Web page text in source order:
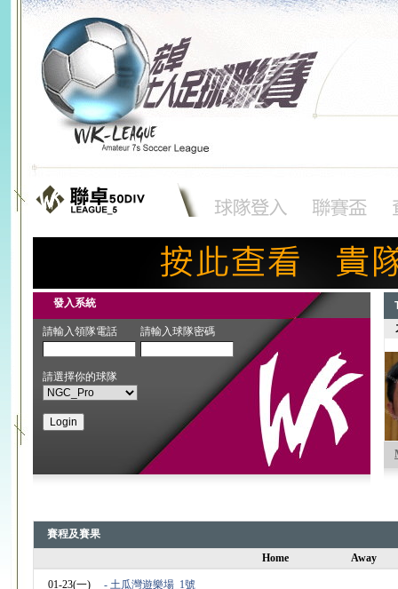
發入系統
請輸入領隊電話 請輸入球隊密碼
請選擇你的球隊
賽程及賽果
Home
Away
01-23(一)
- 土瓜灣遊樂場_1號